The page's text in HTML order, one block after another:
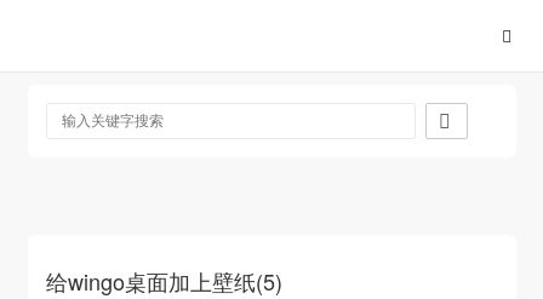

给wingo桌面加上壁纸(5)